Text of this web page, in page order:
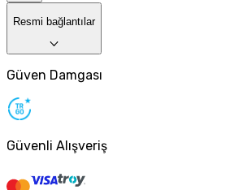
Resmi bağlantılar
Güven Damgası
Güvenli Alışveriş